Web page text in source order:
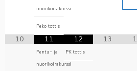
nuorikoirakurssi
Peko tottis
10 11
Pentu- ja
nuorikoirakurssi
12
PK tottis
13